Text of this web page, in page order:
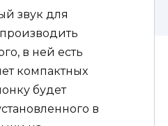
звук для
в ней есть
компактных
будет
в